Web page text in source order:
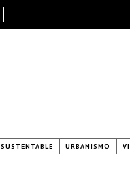
SUSTENTABLE URBANISMO